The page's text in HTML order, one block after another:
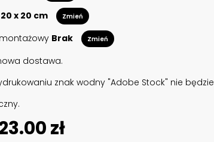
20 x 20 cm Zmień
Brak Zmień
dostawa.
znak wodny "Adobe Stock" nie będzie
zł